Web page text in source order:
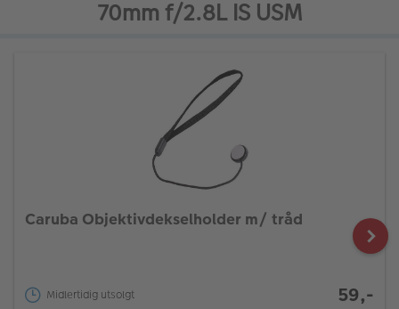
70mm f/2.8L IS USM
Caruba Objektivdekselholder m/ tråd
Midlertidig utsolgt 59,-